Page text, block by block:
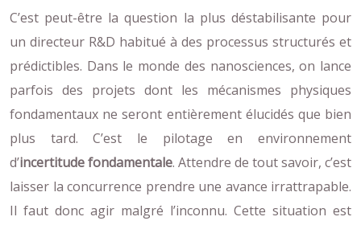
C’est peut-être la question la plus déstabilisante pour
un directeur R&D habitué à des processus structurés et
prédictibles. Dans le monde des nanosciences, on lance
parfois des projets dont les mécanismes physiques
fondamentaux ne seront entièrement élucidés que bien
plus tard. C’est le pilotage en environnement
d’incertitude fondamentale. Attendre de tout savoir, c’est
laisser la concurrence prendre une avance irrattrapable.
Il faut donc agir malgré l’inconnu. Cette situation est